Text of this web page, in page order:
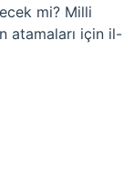
mi? Milli
atamaları için il-